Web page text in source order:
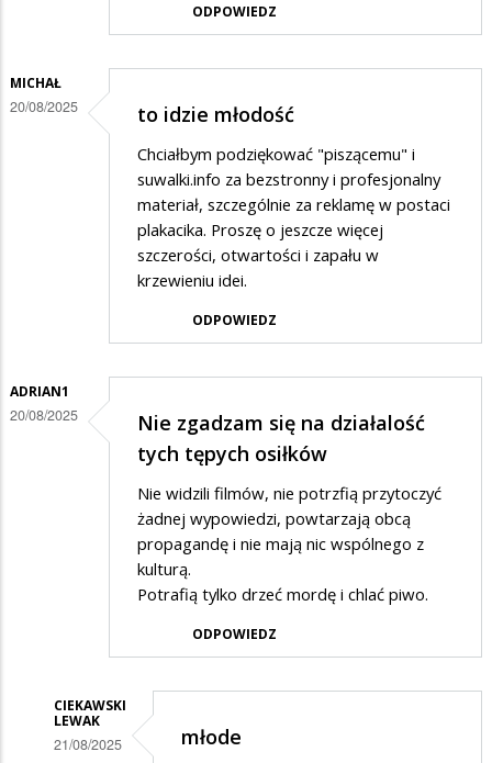
ODPOWIEDZ
MICHAŁ
20/08/2025 to idzie młodość
Chciałbym podziękować "piszącemu" i
suwalki.info za bezstronny i profesjonalny
materiał, szczególnie za reklamę w postaci
plakacika. Proszę o jeszcze więcej
szczerości, otwartości i zapału w
krzewieniu idei.
ODPOWIEDZ
ADRIAN1
20/08/2025
Nie zgadzam się na działalość
tych tępych osiłków
Nie widzili filmów, nie potrzfią przytoczyć
żadnej wypowiedzi, powtarzają obcą
propagandę i nie mają nic wspólnego z
kulturą.
Potrafią tylko drzeć mordę i chlać piwo.
ODPOWIEDZ
CIEKAWSKI
LEWAK
21/08/2025 młode